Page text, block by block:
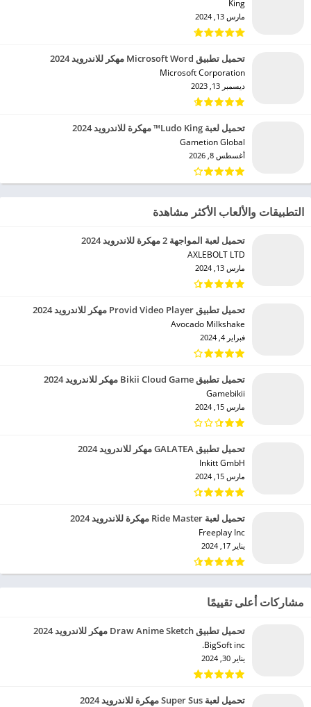
King‏
مارس 13, 2024
تحميل تطبيق Microsoft Word مهكر للاندرويد 2024
Microsoft Corporation‏
ديسمبر 13, 2023
تحميل لعبة Ludo King™ مهكرة للاندرويد 2024
Gametion Global‏
أغسطس 8, 2026
التطبيقات والألعاب الأكثر مشاهدة
تحميل لعبة المواجهة 2 مهكرة للاندرويد 2024
AXLEBOLT LTD‏
مارس 13, 2024
تحميل تطبيق Provid Video Player مهكر للاندرويد 2024
Avocado Milkshake‏
فبراير 4, 2024
تحميل تطبيق Bikii Cloud Game مهكر للاندرويد 2024
Gamebikii‏
مارس 15, 2024
تحميل تطبيق GALATEA مهكر للاندرويد 2024
Inkitt GmbH‏
مارس 15, 2024
تحميل لعبة Ride Master مهكرة للاندرويد 2024
Freeplay Inc‏
يناير 17, 2024
مشاركات أعلى تقييمًا
تحميل تطبيق Draw Anime Sketch مهكر للاندرويد 2024
BigSoft inc.‏
يناير 30, 2024
تحميل لعبة Super Sus مهكرة للاندرويد 2024